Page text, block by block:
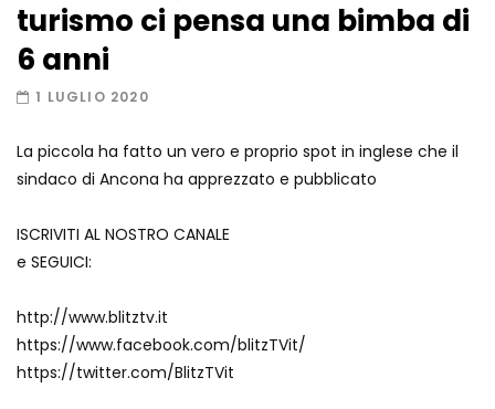
Roma, la metro C diventa un museo:
ecco cosa c’è nelle nuove stazioni
Maschere e lusso fake: blitz nella villa-
turismo ci pensa una bimba di
6 anni
1 LUGLIO 2020
La piccola ha fatto un vero e proprio spot in inglese che il
sindaco di Ancona ha apprezzato e pubblicato
ISCRIVITI AL NOSTRO CANALE
e SEGUICI:
http://www.blitztv.it
https://www.facebook.com/blitzTVit/
https://twitter.com/BlitzTVit